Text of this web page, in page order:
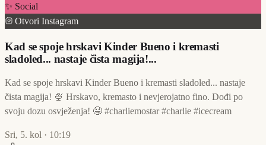
✨ Social
Otvori Instagram
Kad se spoje hrskavi Kinder Bueno i kremasti
sladoled... nastaje čista magija!...
Kad se spoje hrskavi Kinder Bueno i kremasti sladoled... nastaje
čista magija! 🍨 Hrskavo, kremasto i nevjerojatno fino. Dođi po
svoju dozu osvježenja! 🤤 #charliemostar #charlie #icecream
Sri, 5. kol · 10:19